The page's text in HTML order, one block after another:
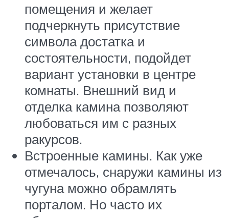
помещения и желает
подчеркнуть присутствие
символа достатка и
состоятельности, подойдет
вариант установки в центре
комнаты. Внешний вид и
отделка камина позволяют
любоваться им с разных
ракурсов.
Встроенные камины. Как уже
отмечалось, снаружи камины из
чугуна можно обрамлять
порталом. Но часто их